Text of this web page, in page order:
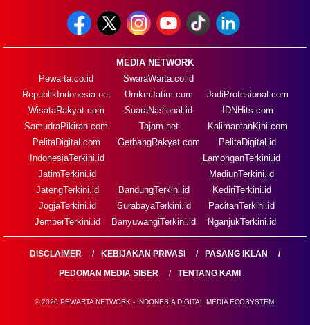
MEDIA NETWORK
Pewarta.co.id
RepublikIndonesia.net
WisataRakyat.com
SamudraPikiran.com
PelitaDigital.com
SwaraWarta.co.id
UmkmJatim.com
SuaraNasional.id
Tajam.net
GerbangRakyat.com
JadiProfesional.com
IDNHits.com
KalimantanKini.com
PelitaDigital.id
IndonesiaTerkini.id
JatimTerkini.id
JatengTerkini.id
JogjaTerkini.id
JemberTerkini.id
BandungTerkini.id
SurabayaTerkini.id
BanyuwangiTerkini.id
LamonganTerkini.id
MadiunTerkini.id
KediriTerkini.id
PacitanTerkini.id
NganjukTerkini.id
DISCLAIMER KEBIJAKAN PRIVASI
PASANG IKLAN
PEDOMAN MEDIA SIBER
TENTANG KAMI
© 2026 PEWARTA NETWORK - INDONESIA DIGITAL MEDIA ECOSYSTEM.